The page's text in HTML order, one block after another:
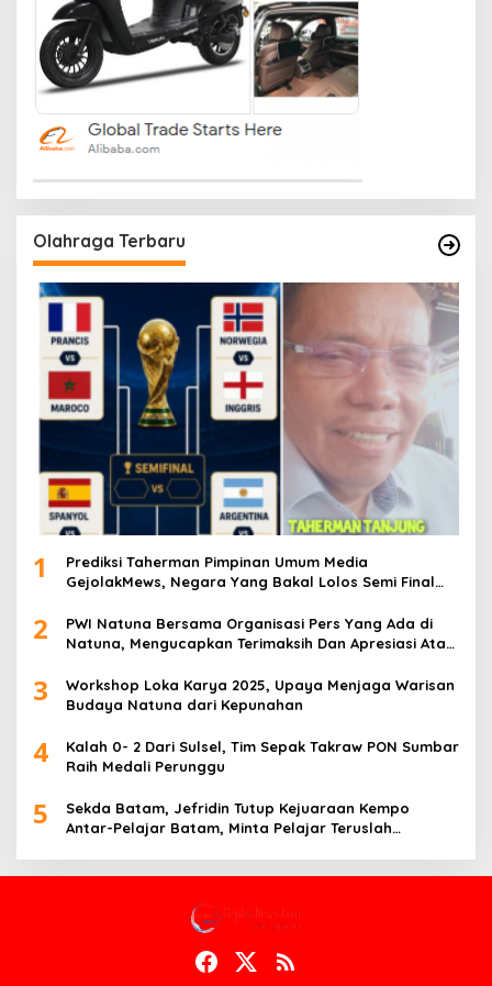
Olahraga Terbaru
1
Prediksi Taherman Pimpinan Umum Media
GejolakMews, Negara Yang Bakal Lolos Semi Final
2
PWI Natuna Bersama Organisasi Pers Yang Ada di
Natuna, Mengucapkan Terimaksih Dan Apresiasi Atas
dan Insan Pers
3
Workshop Loka Karya 2025, Upaya Menjaga Warisan
Budaya Natuna dari Kepunahan
4
Kalah 0- 2 Dari Sulsel, Tim Sepak Takraw PON Sumbar
Raih Medali Perunggu
5
Sekda Batam, Jefridin Tutup Kejuaraan Kempo
Antar-Pelajar Batam, Minta Pelajar Teruslah